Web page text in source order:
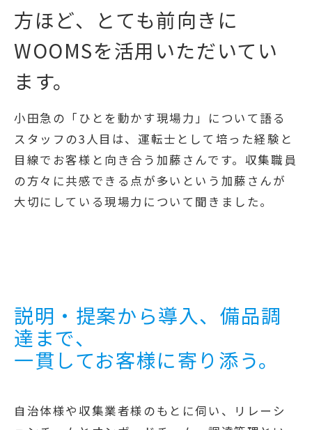
方ほど、とても前向きに
WOOMSを活用いただいてい
ます。
小田急の「ひとを動かす現場力」について語る
スタッフの3人目は、運転士として培った経験と
目線でお客様と向き合う加藤さんです。収集職員
の方々に共感できる点が多いという加藤さんが
大切にしている現場力について聞きました。
説明・提案から導入、備品調
達まで、
一貫してお客様に寄り添う。
自治体様や収集業者様のもとに伺い、リレーシ